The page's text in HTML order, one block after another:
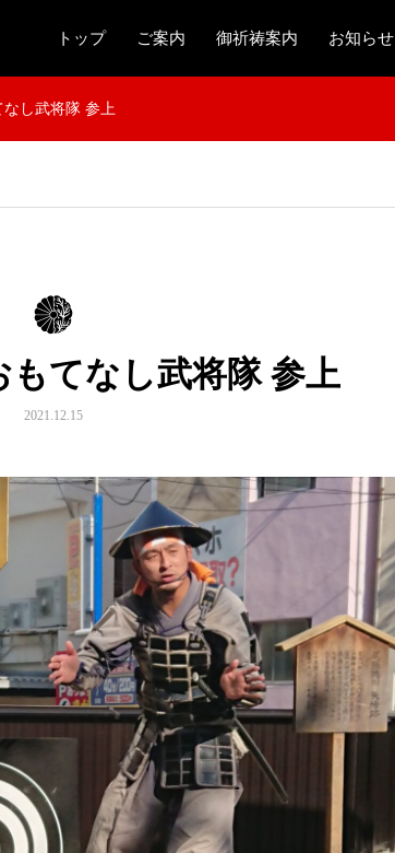
トップ ご案内 御祈祷案内 お知らせ
し武将隊 参上
もてなし武将隊 参上
2021.12.15